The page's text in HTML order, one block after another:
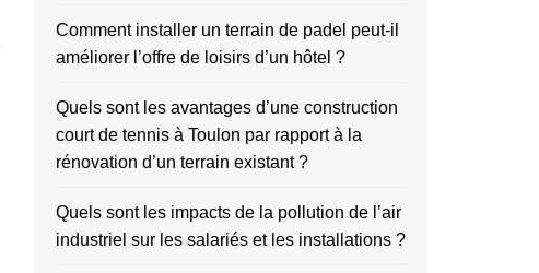
Comment installer un terrain de padel peut-il
améliorer l’offre de loisirs d’un hôtel ?
Quels sont les avantages d’une construction
court de tennis à Toulon par rapport à la
rénovation d’un terrain existant ?
Quels sont les impacts de la pollution de l’air
industriel sur les salariés et les installations ?